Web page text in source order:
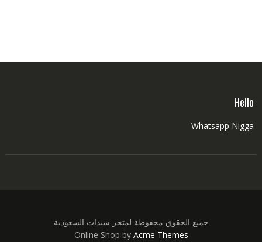
Hello
Whatsapp Nigga
جميع الحقوق محفوظة لمتجر سيدات السعودية
Online Shop by Acme Themes